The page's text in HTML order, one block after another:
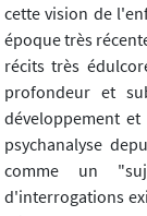
cette vision de
époque très
récits très
profondeur et
développement
psychanalyse
comme un
d'interrogations